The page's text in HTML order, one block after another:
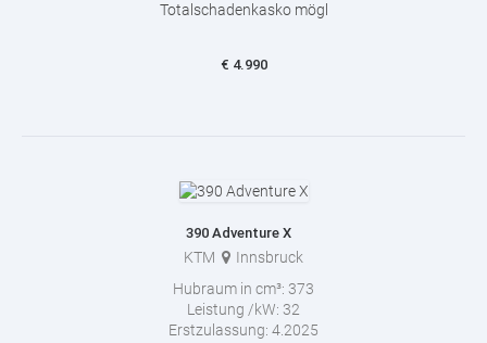
Totalschadenkasko mögl
€ 4.990
390 Adventure X
KTM
Innsbruck
Hubraum in cm³: 373
Leistung /kW: 32
Erstzulassung: 4.2025